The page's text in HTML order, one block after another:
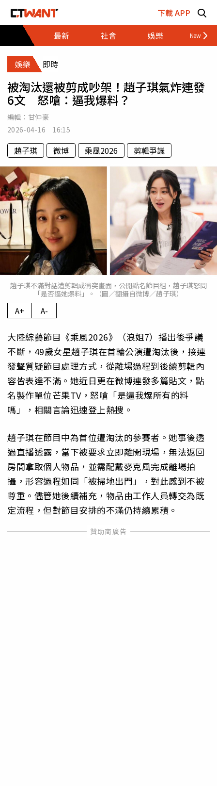
下載 APP
最新
社會 娛樂 財經
娛樂 即時
被淘汰還被剪成吵架！趙子琪氣炸連發
6文 怒嗆：逼我爆料？
編輯： 甘仲豪
2026-04-16 16:15
趙子琪 微博 乘風2026 剪輯爭議
趙子琪不滿對話遭剪輯成衝突畫面，公開點名節目組，趙子琪怒問
「是否逼她爆料」。（圖／翻攝自微博／趙子琪）
A+ A-
大陸綜藝節目《乘風2026》（浪姐7）播出後爭議
不斷，49歲女星趙子琪在首輪公演遭淘汰後，接連
發聲質疑節目處理方式，從離場過程到後續剪輯內
容皆表達不滿。她近日更在微博連發多篇貼文，點
名製作單位芒果TV，怒嗆「是逼我爆所有的料
嗎」，相關言論迅速登上熱搜。
趙子琪在節目中為首位遭淘汰的參賽者。她事後透
過直播透露，當下被要求立即離開現場，無法返回
房間拿取個人物品，並需配戴麥克風完成離場拍
攝，形容過程如同「被掃地出門」，對此感到不被
尊重。儘管她後續補充，物品由工作人員轉交為既
定流程，但對節目安排的不滿仍持續累積。